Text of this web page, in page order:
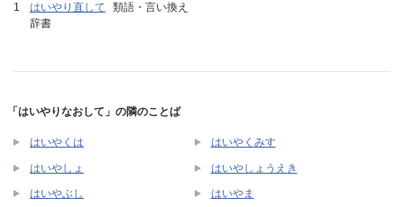
はいやり直して
類語・言い換え
辞書
「はいやりなおして」の隣のことば
はいやくは はいやくみす
はいやしょ はいやしょうえき
はいやぶし はいやま